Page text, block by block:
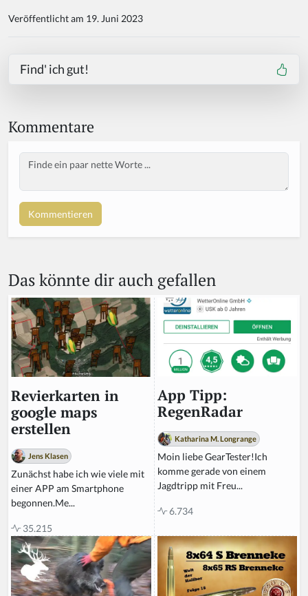
Veröffentlicht am 19. Juni 2023
Find' ich gut!
Kommentare
o
u
h
u
m
a
n,
ig
n
o
r
t
hi
s
fi
el
d
Body
Das könnte dir auch gefallen
Revierkarten in
google maps
erstellen
Jens Klasen
Zunächst habe ich wie viele mit
einer APP am Smartphone
begonnen.Me...
35.215
App Tipp:
RegenRadar
Katharina M. Longrange
Moin liebe GearTester!Ich
komme gerade von einem
Jagdtripp mit Freu...
6.734